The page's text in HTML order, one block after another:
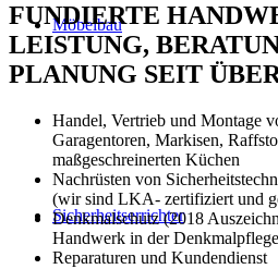
Möbelbau
Sicherheitserrichter
FUNDIERTE
LEISTUNG,
PLANUNG SEIT
Handel, Vertrieb und Montage
Garagentoren, Markisen,
maßgeschreinerten Küchen
Nachrüsten von
(wir sind LKA- zertifiziert und
Denkmalschutz (2018
Handwerk in der
Reparaturen und Kundendienst